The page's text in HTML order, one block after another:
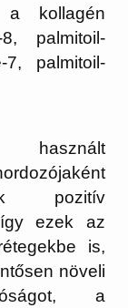
kollagén
palmitoil-
7, palmitoil-
pozitív
így ezek az
is,
növeli
a